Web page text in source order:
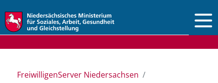
FreiwilligenServer Niedersachsen